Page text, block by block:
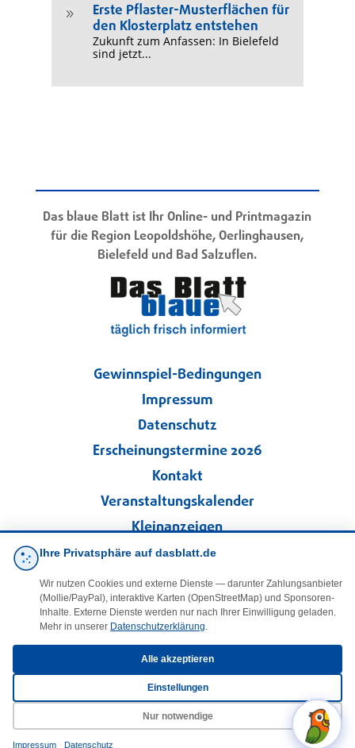
9
Erste Pflaster-Musterflächen für
den Klosterplatz entstehen
Zukunft zum Anfassen: In Bielefeld
sind jetzt...
Das blaue Blatt ist Ihr Online- und Printmagazin
für die Region Leopoldshöhe, Oerlinghausen,
Bielefeld und Bad Salzuflen.
Gewinnspiel-Bedingungen
Impressum
Datenschutz
Erscheinungstermine 2026
Kontakt
Veranstaltungskalender
Kleinanzeigen
Folgen Sie uns!
facebook
E-Mail
Ihre Privatsphäre auf dasblatt.de
Wir nutzen Cookies und externe Dienste — darunter Zahlungsanbieter
(Mollie/PayPal), interaktive Karten (OpenStreetMap) und Sponsoren-
Inhalte. Externe Dienste werden nur nach Ihrer Einwilligung geladen.
Mehr in unserer Datenschutzerklärung.
Alle akzeptieren
Einstellungen
Nur notwendige
Impressum · Datenschutz